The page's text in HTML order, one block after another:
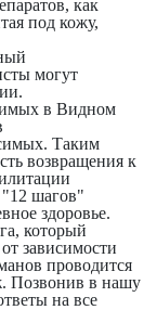
как
под кожу,
могут
в Видном
Таким
возвращения к
шагов"
здоровье.
который
зависимости
проводится
Позвонив в нашу
на все